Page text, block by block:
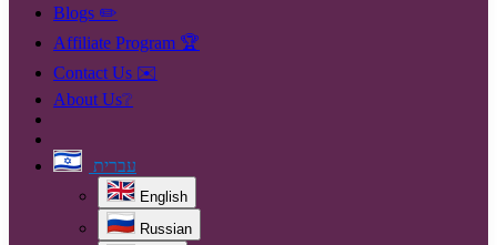
Blogs ✏️
Affiliate Program 🏆
Contact Us ✉️
About Us❔
עברית
English
Russian